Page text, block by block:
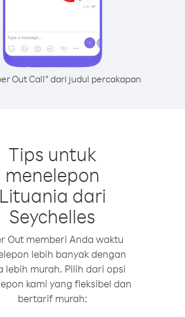
Out Call” dari judul percakapan
Tips untuk
menelepon
Lituania dari
Seychelles
Out memberi Anda waktu
lebih banyak dengan
lebih murah. Pilih dari opsi
kami yang fleksibel dan
bertarif murah: